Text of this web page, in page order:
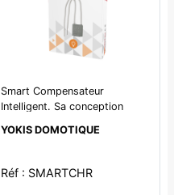
Smart Compensateur
Intelligent. Sa conception
performences du système.
YOKIS DOMOTIQUE
Réf : SMARTCHR